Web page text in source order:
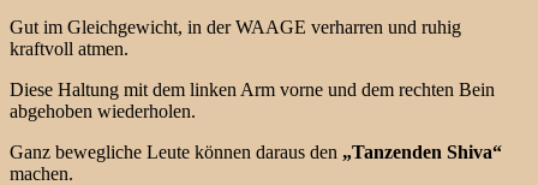
Gut im Gleichgewicht, in der WAAGE verharren und ruhig
kraftvoll atmen.
Diese Haltung mit dem linken Arm vorne und dem rechten Bein
abgehoben wiederholen.
Ganz bewegliche Leute können daraus den „Tanzenden Shiva“
machen.